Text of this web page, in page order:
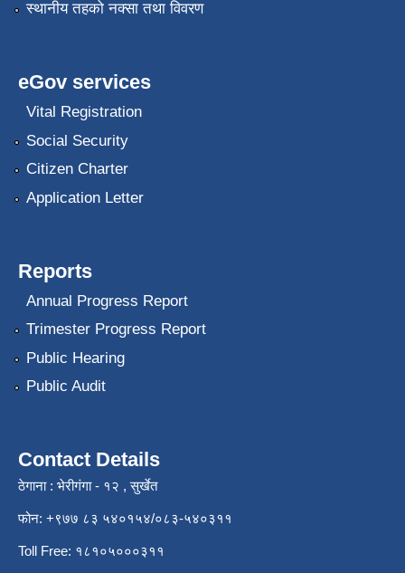
स्थानीय तहको नक्सा तथा विवरण
eGov services
Vital Registration
Social Security
Citizen Charter
Application Letter
Reports
Annual Progress Report
Trimester Progress Report
Public Hearing
Public Audit
Contact Details
ठेगाना : भेरीगंगा - १२ , सुर्खेत
फोन: +९७७ ८३ ५४०१५४/०८३-५४०३११
Toll Free: १८१०५०००३११